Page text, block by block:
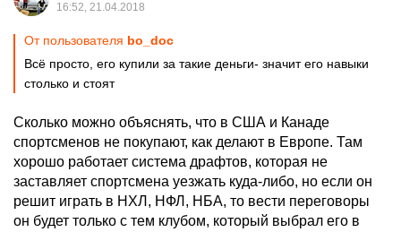
16:52, 21.04.2018
От пользователя bo_doc
Всё просто, его купили за такие деньги- значит его навыки
столько и стоят
Сколько можно объяснять, что в США и Канаде
спортсменов не покупают, как делают в Европе. Там
хорошо работает система драфтов, которая не
заставляет спортсмена уезжать куда-либо, но если он
решит играть в НХЛ, НФЛ, НБА, то вести переговоры
он будет только с тем клубом, который выбрал его в